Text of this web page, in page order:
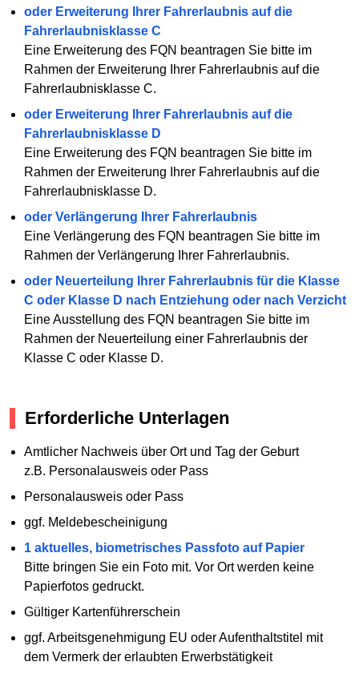
oder Erweiterung Ihrer Fahrerlaubnis auf die
Fahrerlaubnisklasse C
Eine Erweiterung des FQN beantragen Sie bitte im
Rahmen der Erweiterung Ihrer Fahrerlaubnis auf die
Fahrerlaubnisklasse C.
oder Erweiterung Ihrer Fahrerlaubnis auf die
Fahrerlaubnisklasse D
Eine Erweiterung des FQN beantragen Sie bitte im
Rahmen der Erweiterung Ihrer Fahrerlaubnis auf die
Fahrerlaubnisklasse D.
oder Verlängerung Ihrer Fahrerlaubnis
Eine Verlängerung des FQN beantragen Sie bitte im
Rahmen der Verlängerung Ihrer Fahrerlaubnis.
oder Neuerteilung Ihrer Fahrerlaubnis für die Klasse
C oder Klasse D nach Entziehung oder nach Verzicht
Eine Ausstellung des FQN beantragen Sie bitte im
Rahmen der Neuerteilung einer Fahrerlaubnis der
Klasse C oder Klasse D.
Erforderliche Unterlagen
Amtlicher Nachweis über Ort und Tag der Geburt
z.B. Personalausweis oder Pass
Personalausweis oder Pass
ggf. Meldebescheinigung
1 aktuelles, biometrisches Passfoto auf Papier
Bitte bringen Sie ein Foto mit. Vor Ort werden keine
Papierfotos gedruckt.
Gültiger Kartenführerschein
ggf. Arbeitsgenehmigung EU oder Aufenthaltstitel mit
dem Vermerk der erlaubten Erwerbstätigkeit